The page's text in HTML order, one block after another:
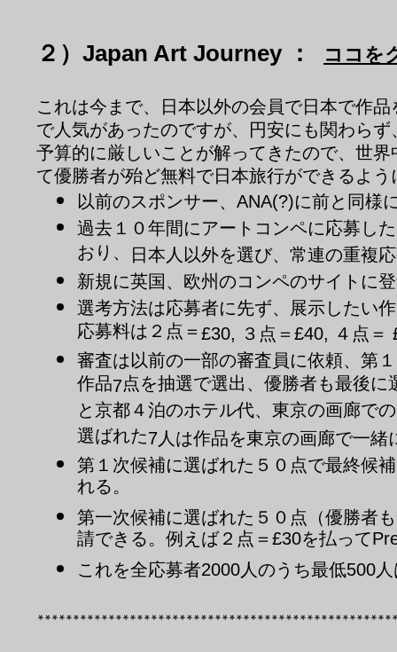
２）Japan Art Journey ： ココを
これは今まで、日本以外の会員で日本で作
で人気があったのですが、円安にも関わら
予算的に厳しいことが解ってきたので、世
て優勝者が殆ど無料で日本旅行ができるよ
以前のスポンサー、 ANA(?)に前と同様
過去１０年間にアートコンペに応募し
おり、
日本人以外を選び、常連の重複
新規に英国、欧州のコンペのサイトに
選考方法は応募者に先ず、展示したい
応募料は２点＝£30, ３点＝£40, ４点＝
審査は以前の一部の審査員に依頼、第
作品7点を抽選で選出、優勝者も最後
と京都４泊のホテル代、東京の画廊で
選ばれた7人は作品を東京の画廊で一
第１次候補に選ばれた５０点で最終候
れる。
第一次候補に選ばれた５０点（優勝者
請できる。例えば２点＝£30を払って
これを全応募者2000人のうち最低500